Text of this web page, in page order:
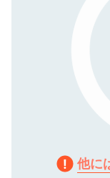
他に